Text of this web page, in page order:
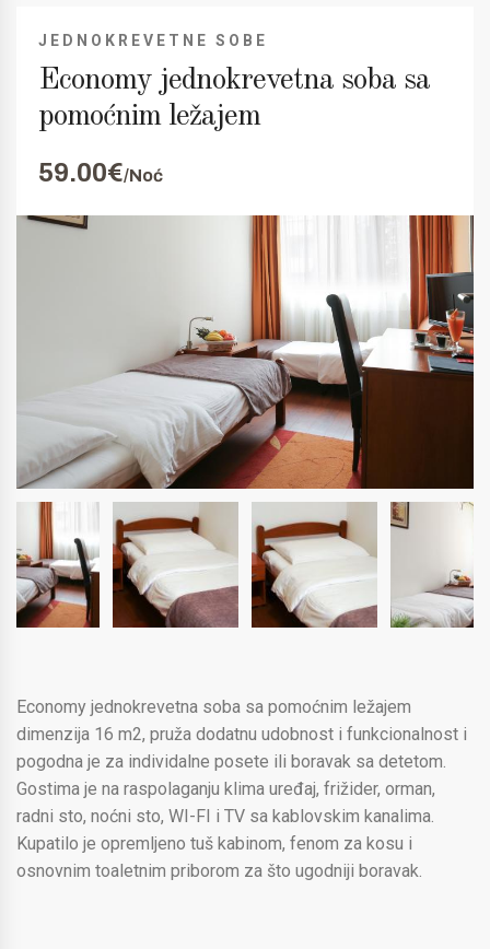
JEDNOKREVETNE SOBE
Economy jednokrevetna soba sa
pomoćnim ležajem
59.00€/Noć
Economy jednokrevetna soba sa pomoćnim ležajem
dimenzija 16 m2, pruža dodatnu udobnost i funkcionalnost i
pogodna je za individalne posete ili boravak sa detetom.
Gostima je na raspolaganju klima uređaj, frižider, orman,
radni sto, noćni sto, WI-FI i TV sa kablovskim kanalima.
Kupatilo je opremljeno tuš kabinom, fenom za kosu i
osnovnim toaletnim priborom za što ugodniji boravak.